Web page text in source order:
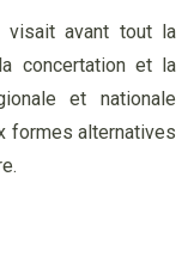
visait avant tout la
concertation et la
et nationale
formes alternatives